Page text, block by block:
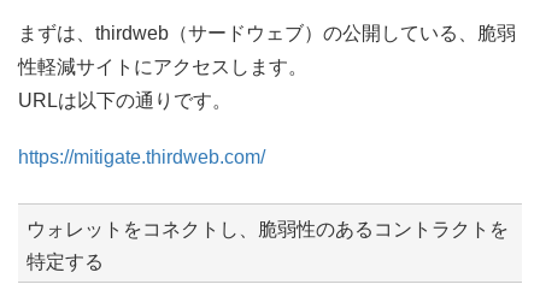
まずは、thirdweb（サードウェブ）の公開している、脆弱
性軽減サイトにアクセスします。
URLは以下の通りです。
https://mitigate.thirdweb.com/
ウォレットをコネクトし、脆弱性のあるコントラクトを
特定する